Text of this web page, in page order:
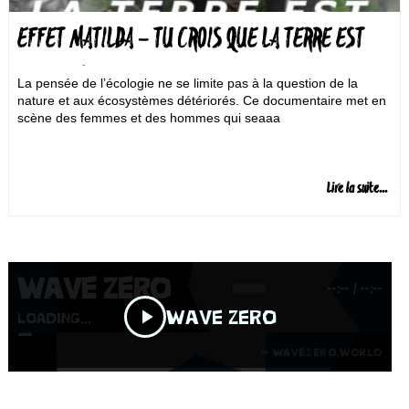
EFFET MATILDA – TU CROIS QUE LA TERRE EST
CHOSE MORTE
La pensée de l’écologie ne se limite pas à la question de la
nature et aux écosystèmes détériorés. Ce documentaire met en
scène des femmes et des hommes qui seaaa
Lire la suite...